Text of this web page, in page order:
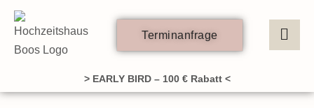
Zum
Inhalt
springen
Terminanfrage
> EARLY BIRD – 100 € Rabatt <